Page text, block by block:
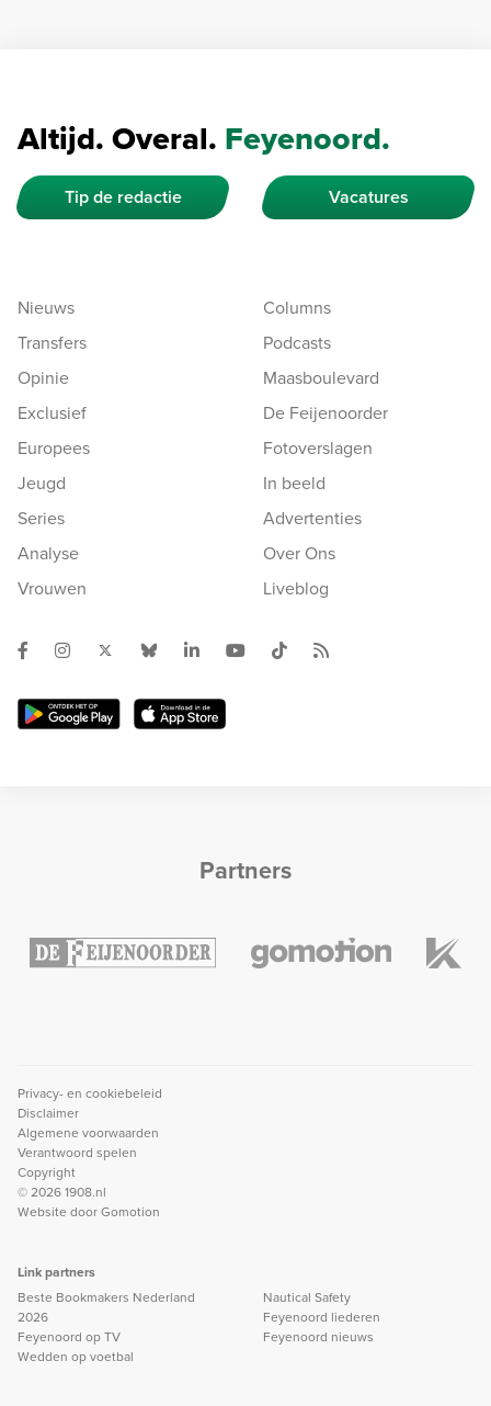
Altijd. Overal. Feyenoord.
Tip de redactie Vacatures
Nieuws
Transfers
Opinie
Exclusief
Europees
Jeugd
Series
Analyse
Vrouwen
Columns
Podcasts
Maasboulevard
De Feijenoorder
Fotoverslagen
In beeld
Advertenties
Over Ons
Liveblog
Partners
Privacy- en cookiebeleid
Disclaimer
Algemene voorwaarden
Verantwoord spelen
Copyright
© 2026 1908.nl
Website doorGomotion
Link partners
Beste Bookmakers Nederland
2026
Feyenoord op TV
Wedden op voetbal
Nautical Safety
Feyenoord liederen
Feyenoord nieuws